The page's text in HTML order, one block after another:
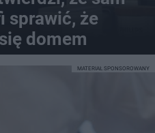
sprawić, że
domem
MATERIAŁ SPONSOROWANY